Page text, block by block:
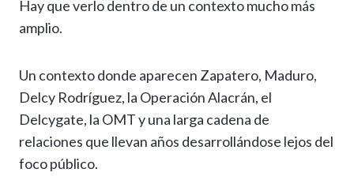
Hay que verlo dentro de un contexto mucho más
amplio.
Un contexto donde aparecen Zapatero, Maduro,
Delcy Rodríguez, la Operación Alacrán, el
Delcygate, la OMT y una larga cadena de
relaciones que llevan años desarrollándose lejos del
foco público.